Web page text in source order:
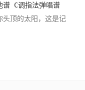
谱 C调指法弹唱谱
头顶的太阳，这是记